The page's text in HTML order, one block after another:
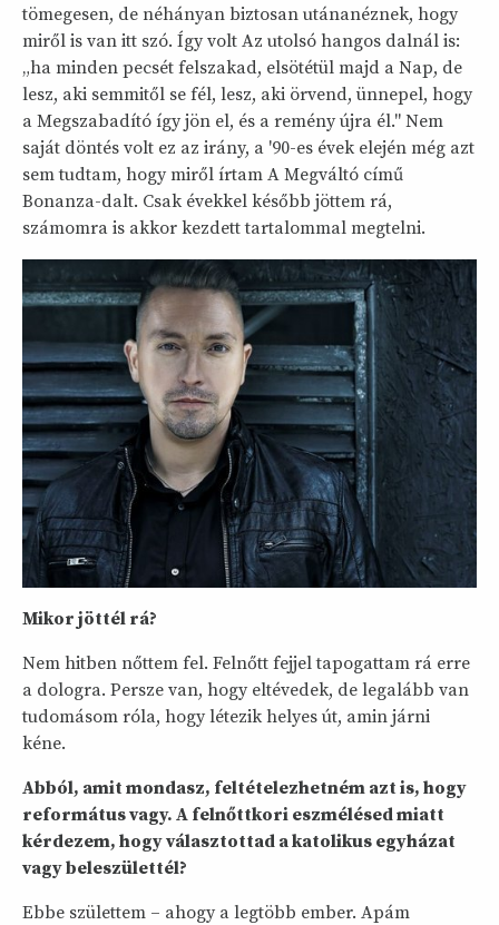
tömegesen, de néhányan biztosan utánanéznek, hogy
miről is van itt szó. Így volt Az utolsó hangos dalnál is:
„ha minden pecsét felszakad, elsötétül majd a Nap, de
lesz, aki semmitől se fél, lesz, aki örvend, ünnepel, hogy
a Megszabadító így jön el, és a remény újra él." Nem
saját döntés volt ez az irány, a '90-es évek elején még azt
sem tudtam, hogy miről írtam A Megváltó című
Bonanza-dalt. Csak évekkel később jöttem rá,
számomra is akkor kezdett tartalommal megtelni.
Mikor jöttél rá?
Nem hitben nőttem fel. Felnőtt fejjel tapogattam rá erre
a dologra. Persze van, hogy eltévedek, de legalább van
tudomásom róla, hogy létezik helyes út, amin járni
kéne.
Abból, amit mondasz, feltételezhetném azt is, hogy
református vagy. A felnőttkori eszmélésed miatt
kérdezem, hogy választottad a katolikus egyházat
vagy beleszülettél?
Ebbe születtem – ahogy a legtöbb ember. Apám